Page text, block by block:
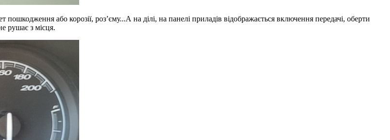
або корозії, роз’єму...А на ділі, на панелі приладів відображається включення передачі, оберти
рушає з місця.